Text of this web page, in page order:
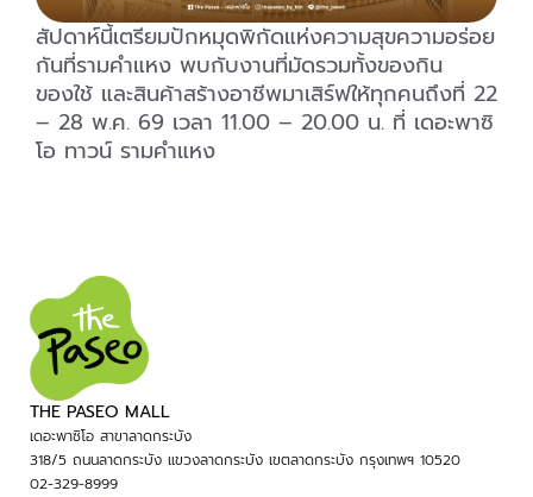
สัปดาห์นี้เตรียมปักหมุดพิกัดแห่งความสุขความอร่อย
กันที่รามคำแหง พบกับงานที่มัดรวมทั้งของกิน
ของใช้ และสินค้าสร้างอาชีพมาเสิร์ฟให้ทุกคนถึงที่ 22
– 28 พ.ค. 69 เวลา 11.00 – 20.00 น. ที่ เดอะพาซิ
โอ ทาวน์ รามคำแหง
THE PASEO MALL
เดอะพาซิโอ สาขาลาดกระบัง
318/5 ถนนลาดกระบัง แขวงลาดกระบัง เขตลาดกระบัง กรุงเทพฯ 10520
02-329-8999